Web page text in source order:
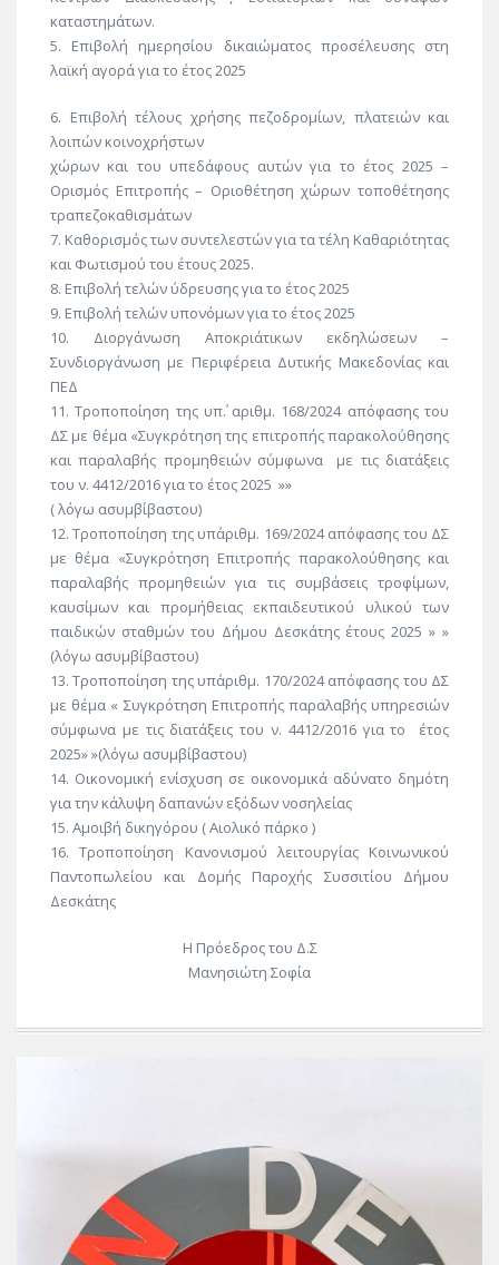
καταστημάτων.
5. Επιβολή ημερησίου δικαιώματος προσέλευσης στη
λαϊκή αγορά για το έτος 2025
6. Επιβολή τέλους χρήσης πεζοδρομίων, πλατειών και
λοιπών κοινοχρήστων
χώρων και του υπεδάφους αυτών για το έτος 2025 –
Ορισμός Επιτροπής – Οριοθέτηση χώρων τοποθέτησης
τραπεζοκαθισμάτων
7. Καθορισμός των συντελεστών για τα τέλη Καθαριότητας
και Φωτισμού του έτους 2025.
8. Επιβολή τελών ύδρευσης για το έτος 2025
9. Επιβολή τελών υπονόμων για το έτος 2025
10. Διοργάνωση Αποκριάτικων εκδηλώσεων –
Συνδιοργάνωση με Περιφέρεια Δυτικής Μακεδονίας και
ΠΕΔ
11. Τροποποίηση της υπ΄. αριθμ. 168/2024 απόφασης του
ΔΣ με θέμα «Συγκρότηση της επιτροπής παρακολούθησης
και παραλαβής προμηθειών σύμφωνα με τις διατάξεις
του ν. 4412/2016 για το έτος 2025 »»
( λόγω ασυμβίβαστου)
12. Τροποποίηση της υπ΄αριθμ. 169/2024 απόφασης του ΔΣ
με θέμα «Συγκρότηση Επιτροπής παρακολούθησης και
παραλαβής προμηθειών για τις συμβάσεις τροφίμων,
καυσίμων και προμήθειας εκπαιδευτικού υλικού των
παιδικών σταθμών του Δήμου Δεσκάτης έτους 2025 » »
(λόγω ασυμβίβαστου)
13. Τροποποίηση της υπ΄αριθμ. 170/2024 απόφασης του ΔΣ
με θέμα « Συγκρότηση Επιτροπής παραλαβής υπηρεσιών
σύμφωνα με τις διατάξεις του ν. 4412/2016 για το έτος
2025» »(λόγω ασυμβίβαστου)
14. Οικονομική ενίσχυση σε οικονομικά αδύνατο δημότη
για την κάλυψη δαπανών εξόδων νοσηλείας
15. Αμοιβή δικηγόρου ( Αιολικό πάρκο )
16. Τροποποίηση Κανονισμού λειτουργίας Κοινωνικού
Παντοπωλείου και Δομής Παροχής Συσσιτίου Δήμου
Δεσκάτης
Η Πρόεδρος του Δ.Σ
Μανησιώτη Σοφία